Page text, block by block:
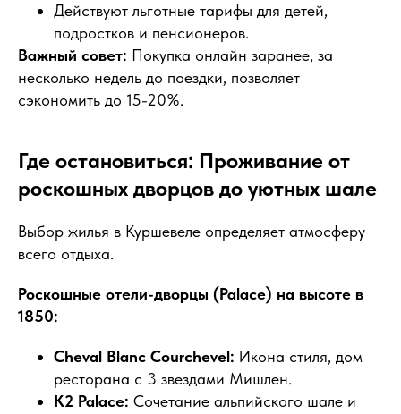
Действуют льготные тарифы для детей,
подростков и пенсионеров.
Важный совет: Покупка онлайн заранее, за
несколько недель до поездки, позволяет
сэкономить до 15-20%.
Где остановиться: Проживание от
роскошных дворцов до уютных шале
Выбор жилья в Куршевеле определяет атмосферу
всего отдыха.
Роскошные отели-дворцы (Palace) на высоте в
1850:
Cheval Blanc Courchevel: Икона стиля, дом
ресторана с 3 звездами Мишлен.
K2 Palace: Сочетание альпийского шале и